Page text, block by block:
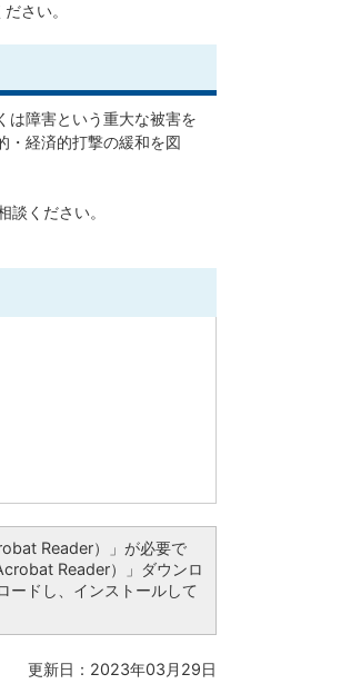
さい。
は障害という重大な被害を
・経済的打撃の緩和を図
ください。
Reader）」が必要で
Reader）」ダウンロ
ードし、インストールして
更新日：2023年03月29日